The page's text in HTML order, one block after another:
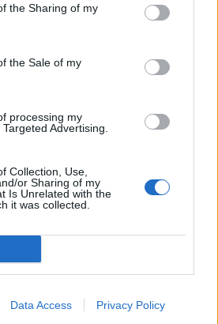
the Sharing of my
the Sale of my
processing my
Advertising.
Collection, Use,
or Sharing of my
Is Unrelated with the
it was collected.
Data Access Privacy Policy
ulottuu nyt
– tältä näyttää